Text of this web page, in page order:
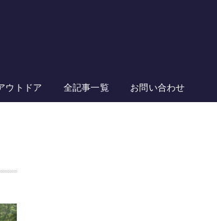
ウトドア 全記事一覧 お問い合わせ